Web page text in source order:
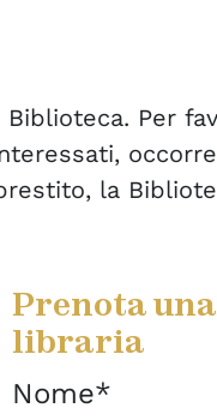
Per
la
Prenota
libraria
Nome*